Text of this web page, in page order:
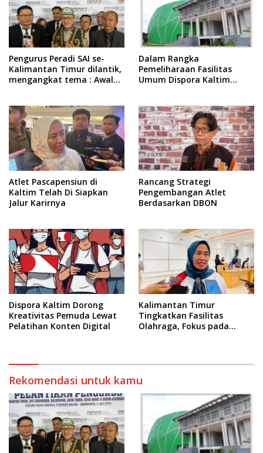
Pengurus Peradi SAI se-
Kalimantan Timur dilantik,
mengangkat tema : Awal
Dalam Rangka
Pemeliharaan Fasilitas
Umum Dispora Kaltim
Atlet Pascapensiun di
Kaltim Telah Di Siapkan
Jalur Karirnya
Rancang Strategi
Pengembangan Atlet
Berdasarkan DBON
Dispora Kaltim Dorong
Kreativitas Pemuda Lewat
Pelatihan Konten Digital
Kalimantan Timur
Tingkatkan Fasilitas
Olahraga, Fokus pada
Rekomendasi untuk kamu